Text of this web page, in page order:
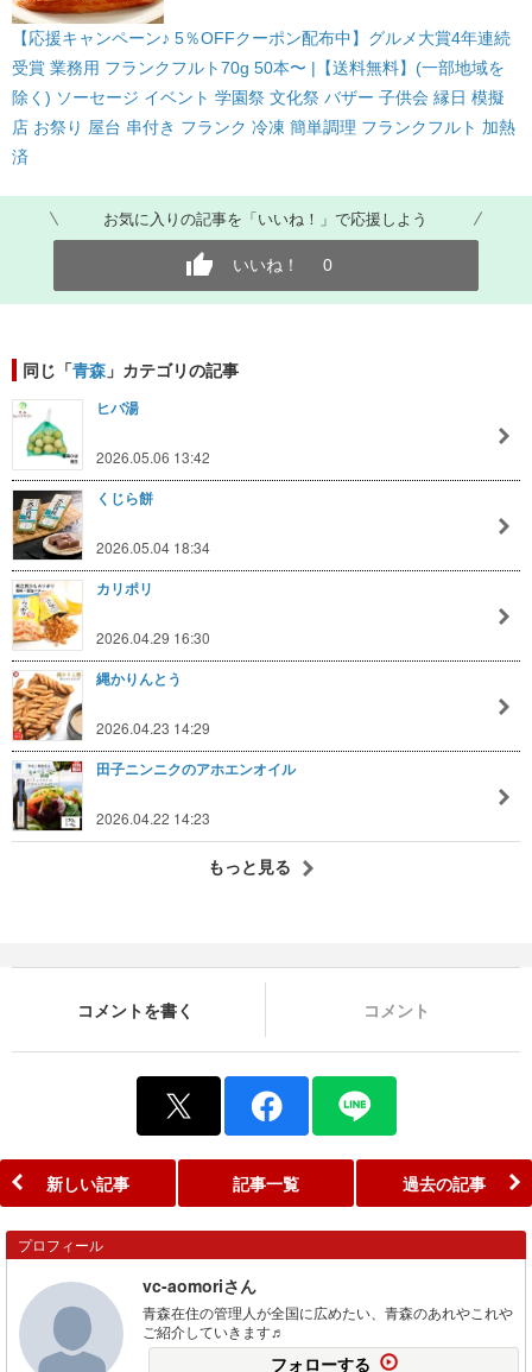
【応援キャンペーン♪ 5％OFFクーポン配布中】グルメ大賞4年連続
受賞 業務用 フランクフルト70g 50本〜 |【送料無料】(一部地域を
除く) ソーセージ イベント 学園祭 文化祭 バザー 子供会 縁日 模擬
店 お祭り 屋台 串付き フランク 冷凍 簡単調理 フランクフルト 加熱
済
お気に入りの記事を「いいね！」で応援しよう
いいね！ 0
同じ「青森 」カテゴリの記事
ヒバ湯
2026.05.06 13:42
くじら餅
2026.05.04 18:34
カリポリ
2026.04.29 16:30
縄かりんとう
2026.04.23 14:29
田子ニンニクのアホエンオイル
2026.04.22 14:23
もっと見る
コメントを書く コメント
新しい記事 記事一覧 過去の記事
プロフィール
vc-aomoriさん
青森在住の管理人が全国に広めたい、青森のあれやこれや
ご紹介していきます♬
フォローする